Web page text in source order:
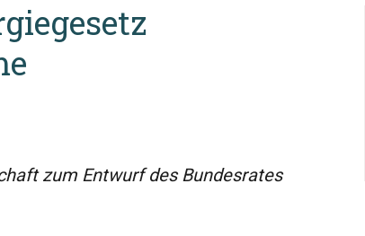
zum Entwurf des Bundesrates